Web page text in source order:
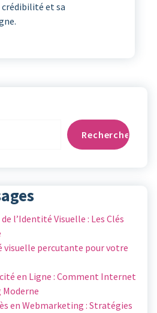
et sa
Rechercher
l’Identité Visuelle : Les Clés
visuelle percutante pour votre
en Ligne : Comment Internet
en Webmarketing : Stratégies